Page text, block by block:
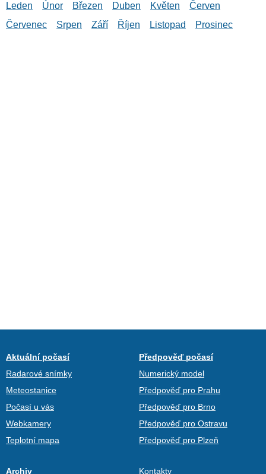
Leden Únor Březen Duben Květen
Červen
Červenec
Srpen Září Říjen Listopad Prosinec
Aktuální počasí
Radarové snímky
Meteostanice
Počasí u vás
Webkamery
Teplotní mapa
Předpověď počasí
Numerický model
Předpověď pro Prahu
Předpověď pro Brno
Předpověď pro Ostravu
Předpověď pro Plzeň
Archiv Kontakty